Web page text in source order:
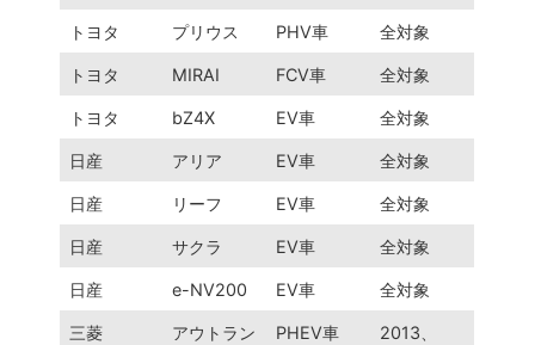
トヨタ プリウス PHV車 全対象
トヨタ MIRAI FCV車 全対象
トヨタ bZ4X EV車 全対象
日産 アリア EV車 全対象
日産 リーフ EV車 全対象
日産 サクラ EV車 全対象
日産 e-NV200 EV車 全対象
三菱
アウトラン
PHEV車
2013、